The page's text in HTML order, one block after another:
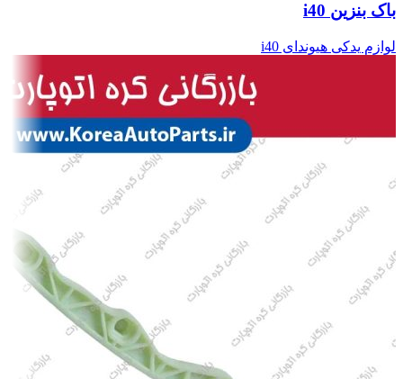
باک بنزین i40
لوازم یدکی هیوندای i40